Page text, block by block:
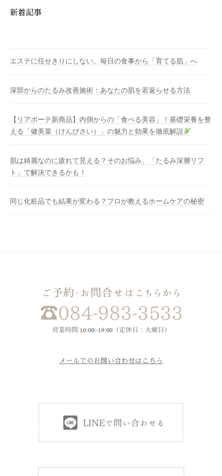
新着記事
エステに任せきりにしない。毎日の食事から「育てる肌」へ
深部からのたるみ改善施術：あなたの肌を若返らせる方法
【リアボーテ新商品】内側からの「食べる美容」！基礎栄養を整
える「健美菜（けんびさい）」の魅力と効果を徹底解説
肌は綺麗なのに疲れて見える？そのお悩み、「たるみ深層リフ
ト」で解決できるかも！
同じ化粧品でも結果が変わる？プロが教えるホームケアの秘密
メールでのお問い合わせはこちら